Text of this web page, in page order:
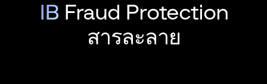
IB Fraud Protection
สารละลาย